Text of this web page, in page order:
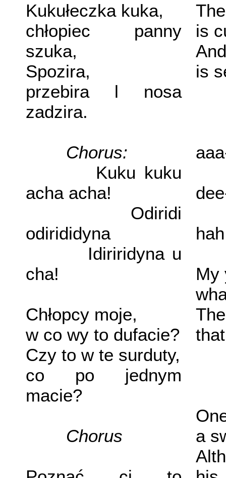
Kukułeczka kuka,
chłopiec panny
szuka,
Spozira,
przebira l nosa
zadzira.
Chorus:
Kuku kuku
acha acha!
Odiridi
odirididyna
Idiriridyna u
cha!
Chłopcy moje,
w co wy to dufacie?
Czy to w te surduty,
co po jednym
macie?
Chorus
is
is
My
a